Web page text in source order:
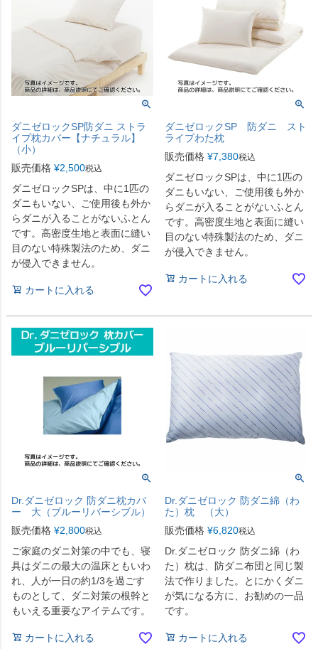
ダニゼロックSP防ダニ ストラ
イプ枕カバー【ナチュラル】
（小）
販売価格 ¥2,500税込
ダニゼロックSPは、中に1匹の
ダニもいない、ご使用後も外か
らダニが入ることがないふとん
です。高密度生地と表面に縫い
目のない特殊製法のため、ダニ
が侵入できません。
カートに入れる
ダニゼロックSP 防ダニ スト
ライプわた枕
販売価格 ¥7,380税込
ダニゼロックSPは、中に1匹の
ダニもいない、ご使用後も外か
らダニが入ることがないふとん
です。高密度生地と表面に縫い
目のない特殊製法のため、ダニ
が侵入できません。
カートに入れる
Dr.ダニゼロック 防ダニ枕カバ
ー 大（ブルーリバーシブル）
販売価格 ¥2,800税込
ご家庭のダニ対策の中でも、寝
具はダニの最大の温床ともいわ
れ、人が一日の約1/3を過ごす
ものとして、ダニ対策の根幹と
もいえる重要なアイテムです。
カートに入れる
Dr.ダニゼロック 防ダニ綿（わ
た）枕 （大）
販売価格 ¥6,820税込
Dr.ダニゼロック 防ダニ綿（わ
た）枕は、防ダニ布団と同じ製
法で作りました。とにかくダニ
が気になる方に、お勧めの一品
です。
カートに入れる